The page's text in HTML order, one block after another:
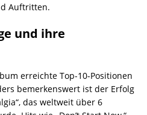
Auftritten.
und ihre
erreichte Top-10-Positionen
bemerkenswert ist der Erfolg
das weltweit über 6